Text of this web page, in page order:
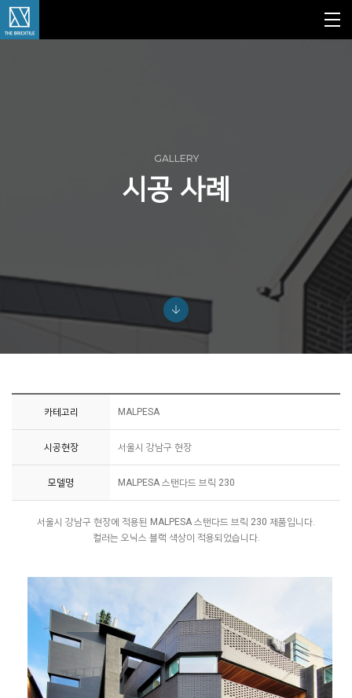
GALLERY
시공 사례
카테고리 MALPESA
시공현장 서울시 강남구 현장
모델명 MALPESA 스탠다드 브릭 230
서울시 강남구 현장에 적용된 MALPESA 스탠다드 브릭 230 제품입니다.
컬러는 오닉스 블랙 색상이 적용되었습니다.